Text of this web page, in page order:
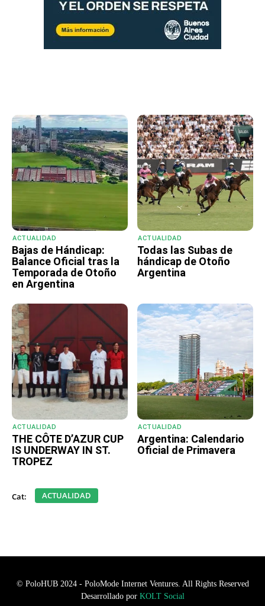
ACTUALIDAD
Bajas de Hándicap:
Balance Oficial tras la
Temporada de Otoño
en Argentina
ACTUALIDAD
Todas las Subas de
hándicap de Otoño
Argentina
ACTUALIDAD
THE CÔTE D’AZUR CUP
IS UNDERWAY IN ST.
TROPEZ
ACTUALIDAD
Argentina: Calendario
Oficial de Primavera
Cat: ACTUALIDAD
© PoloHUB 2024 - PoloMode Internet Ventures. All Rights Reserved
Desarrollado por KOLT Social